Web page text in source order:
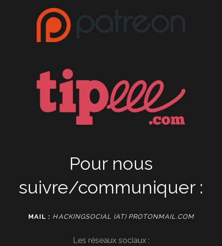
Pour nous
suivre/communiquer :
MAIL : HACKINGSOCIAL (AT) PROTONMAIL.COM
Les réseaux sociaux :